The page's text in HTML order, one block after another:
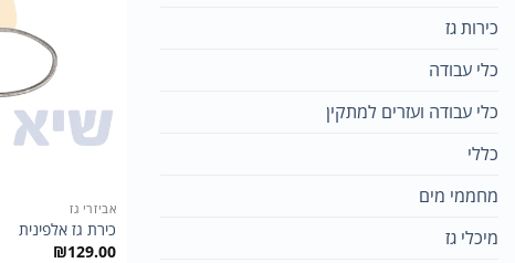
כירות גז
כלי עבודה
כלי עבודה ועזרים למתקין
כללי
מחממי מים
מיכלי גז
אביזרי גז
כירת גז אלפינית
₪129.00